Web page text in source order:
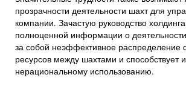
прозрачности деятельности шахт для
компании. Зачастую руководство
полноценной информации о
за собой неэффективное распределение
ресурсов между шахтами и способствует
нерациональному использованию.